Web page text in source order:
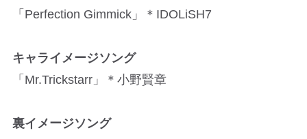
「Perfection Gimmick」＊IDOLiSH7
キャライメージソング
「Mr.Trickstarr」＊小野賢章
裏イメージソング